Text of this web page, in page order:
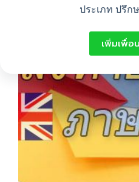
ประเภท ปรึก
เพิ่มเพื่อน